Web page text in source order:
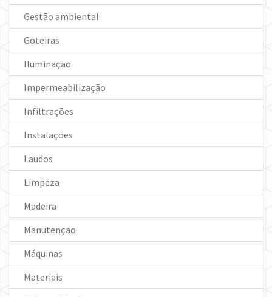
Gestão ambiental
Goteiras
Iluminação
Impermeabilização
Infiltrações
Instalações
Laudos
Limpeza
Madeira
Manutenção
Máquinas
Materiais